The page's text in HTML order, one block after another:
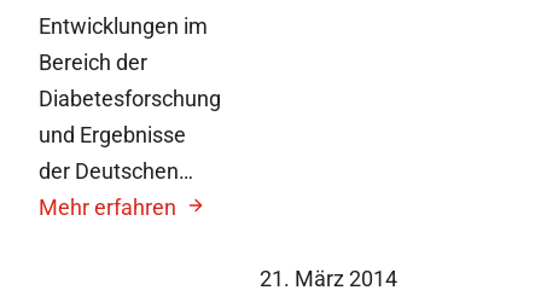
21. März 2014
Entwicklungen im
Bereich der
Diabetesforschung
und Ergebnisse
der Deutschen…
Mehr erfahren